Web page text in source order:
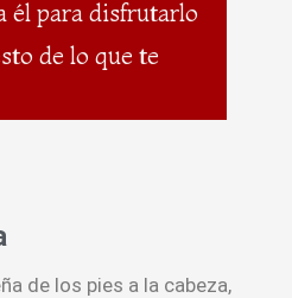
él para disfrutarlo
de lo que te
de los pies a la cabeza,